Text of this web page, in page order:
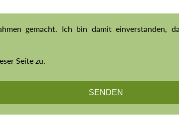
gemacht. Ich bin damit einverstanden,
Seite zu.